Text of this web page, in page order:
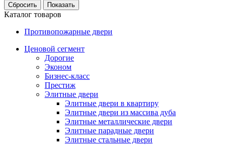
Каталог товаров
Противопожарные двери
Ценовой сегмент
Дорогие
Эконом
Бизнес-класс
Престиж
Элитные двери
Элитные двери в квартиру
Элитные двери из массива дуба
Элитные металлические двери
Элитные парадные двери
Элитные стальные двери